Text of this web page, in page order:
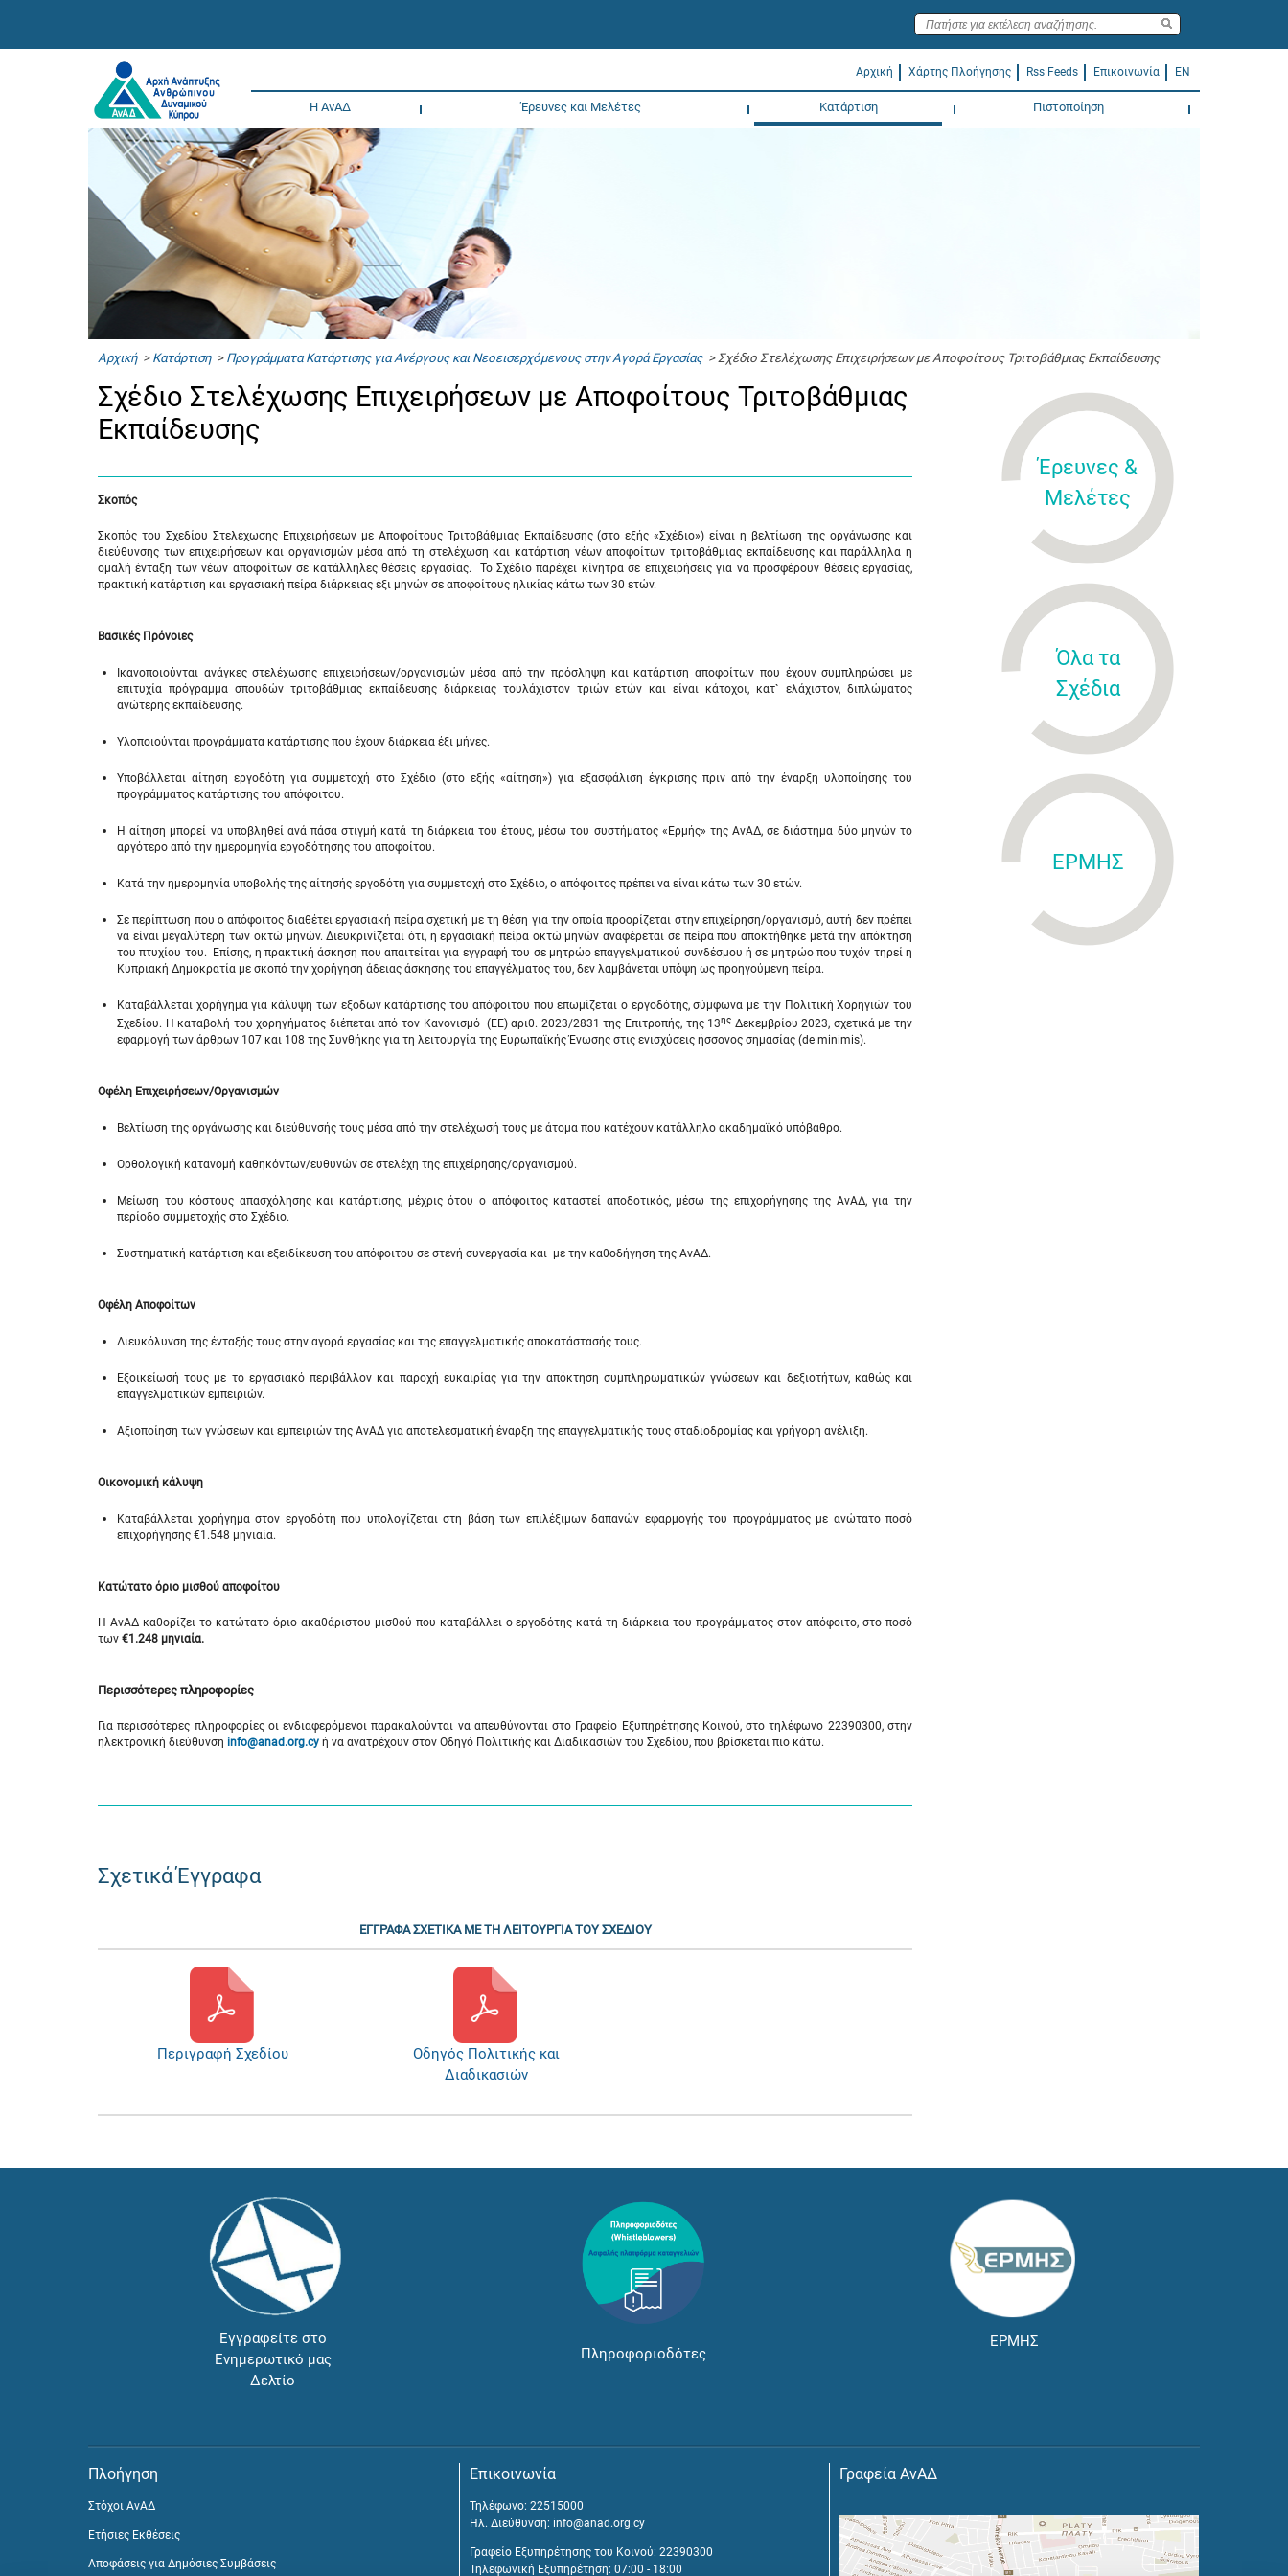
Αρχική Χάρτης Πλοήγησης Rss Feeds Επικοινωνία EN
Η ΑνΑΔ Έρευνες και Μελέτες Κατάρτιση Πιστοποίηση
Αρχική> Κατάρτιση> Προγράμματα Κατάρτισης για Ανέργους και Νεοεισερχόμενους στην Αγορά Εργασίας> Σχέδιο Στελέχωσης Επιχειρήσεων με Αποφοίτους Τριτοβάθμιας Εκπαίδευσης
Σχέδιο Στελέχωσης Επιχειρήσεων με Αποφοίτους Τριτοβάθμιας
Εκπαίδευσης
Σκοπός
Σκοπός του Σχεδίου Στελέχωσης Επιχειρήσεων με Αποφοίτους Τριτοβάθμιας Εκπαίδευσης (στο εξής «Σχέδιο») είναι η βελτίωση της οργάνωσης και
διεύθυνσης των επιχειρήσεων και οργανισμών μέσα από τη στελέχωση και κατάρτιση νέων αποφοίτων τριτοβάθμιας εκπαίδευσης και παράλληλα η
ομαλή ένταξη των νέων αποφοίτων σε κατάλληλες θέσεις εργασίας. Το Σχέδιο παρέχει κίνητρα σε επιχειρήσεις για να προσφέρουν θέσεις εργασίας,
πρακτική κατάρτιση και εργασιακή πείρα διάρκειας έξι μηνών σε αποφοίτους ηλικίας κάτω των 30 ετών.
Βασικές Πρόνοιες
Ικανοποιούνται ανάγκες στελέχωσης επιχειρήσεων/οργανισμών μέσα από την πρόσληψη και κατάρτιση αποφοίτων που έχουν συμπληρώσει με
επιτυχία πρόγραμμα σπουδών τριτοβάθμιας εκπαίδευσης διάρκειας τουλάχιστον τριών ετών και είναι κάτοχοι, κατ` ελάχιστον, διπλώματος
ανώτερης εκπαίδευσης.
Υλοποιούνται προγράμματα κατάρτισης που έχουν διάρκεια έξι μήνες.
Υποβάλλεται αίτηση εργοδότη για συμμετοχή στο Σχέδιο (στο εξής «αίτηση») για εξασφάλιση έγκρισης πριν από την έναρξη υλοποίησης του
προγράμματος κατάρτισης του απόφοιτου.
Η αίτηση μπορεί να υποβληθεί ανά πάσα στιγμή κατά τη διάρκεια του έτους, μέσω του συστήματος «Ερμής» της ΑνΑΔ, σε διάστημα δύο μηνών το
αργότερο από την ημερομηνία εργοδότησης του αποφοίτου.
Κατά την ημερομηνία υποβολής της αίτησής εργοδότη για συμμετοχή στο Σχέδιο, ο απόφοιτος πρέπει να είναι κάτω των 30 ετών.
Σε περίπτωση που ο απόφοιτος διαθέτει εργασιακή πείρα σχετική με τη θέση για την οποία προορίζεται στην επιχείρηση/οργανισμό, αυτή δεν πρέπει
να είναι μεγαλύτερη των οκτώ μηνών. Διευκρινίζεται ότι, η εργασιακή πείρα οκτώ μηνών αναφέρεται σε πείρα που αποκτήθηκε μετά την απόκτηση
του πτυχίου του. Επίσης, η πρακτική άσκηση που απαιτείται για εγγραφή του σε μητρώο επαγγελματικού συνδέσμου ή σε μητρώο που τυχόν τηρεί η
Κυπριακή Δημοκρατία με σκοπό την χορήγηση άδειας άσκησης του επαγγέλματος του, δεν λαμβάνεται υπόψη ως προηγούμενη πείρα.
Καταβάλλεται χορήγημα για κάλυψη των εξόδων κατάρτισης του απόφοιτου που επωμίζεται ο εργοδότης, σύμφωνα με την Πολιτική Χορηγιών του
Σχεδίου. Η καταβολή του χορηγήματος διέπεται από τον Κανονισμό (ΕE) αριθ. 2023/2831 της Επιτροπής, της 13ης Δεκεμβρίου 2023, σχετικά με την
εφαρμογή των άρθρων 107 και 108 της Συνθήκης για τη λειτουργία της Ευρωπαϊκής Ένωσης στις ενισχύσεις ήσσονος σημασίας (de minimis).
Οφέλη Επιχειρήσεων/Οργανισμών
Βελτίωση της οργάνωσης και διεύθυνσής τους μέσα από την στελέχωσή τους με άτομα που κατέχουν κατάλληλο ακαδημαϊκό υπόβαθρο.
Ορθολογική κατανομή καθηκόντων/ευθυνών σε στελέχη της επιχείρησης/οργανισμού.
Μείωση του κόστους απασχόλησης και κατάρτισης, μέχρις ότου ο απόφοιτος καταστεί αποδοτικός, μέσω της επιχορήγησης της ΑνΑΔ, για την
περίοδο συμμετοχής στο Σχέδιο.
Συστηματική κατάρτιση και εξειδίκευση του απόφοιτου σε στενή συνεργασία και με την καθοδήγηση της ΑνΑΔ.
Οφέλη Αποφοίτων
Διευκόλυνση της ένταξής τους στην αγορά εργασίας και της επαγγελματικής αποκατάστασής τους.
Εξοικείωσή τους με το εργασιακό περιβάλλον και παροχή ευκαιρίας για την απόκτηση συμπληρωματικών γνώσεων και δεξιοτήτων, καθώς και
επαγγελματικών εμπειριών.
Αξιοποίηση των γνώσεων και εμπειριών της ΑνΑΔ για αποτελεσματική έναρξη της επαγγελματικής τους σταδιοδρομίας και γρήγορη ανέλιξη.
Οικονομική κάλυψη
Καταβάλλεται χορήγημα στον εργοδότη που υπολογίζεται στη βάση των επιλέξιμων δαπανών εφαρμογής του προγράμματος με ανώτατο ποσό
επιχορήγησης €1.548 μηνιαία.
Κατώτατο όριο μισθού αποφοίτου
Η ΑνΑΔ καθορίζει το κατώτατο όριο ακαθάριστου μισθού που καταβάλλει ο εργοδότης κατά τη διάρκεια του προγράμματος στον απόφοιτο, στο ποσό
των €1.248 μηνιαία.
Περισσότερες πληροφορίες
Για περισσότερες πληροφορίες οι ενδιαφερόμενοι παρακαλούνται να απευθύνονται στο Γραφείο Εξυπηρέτησης Κοινού, στο τηλέφωνο 22390300, στην
ηλεκτρονική διεύθυνση info@anad .org.cy ή να ανατρέχουν στον Οδηγό Πολιτικής και Διαδικασιών του Σχεδίου, που βρίσκεται πιο κάτω.
Σχετικά Έγγραφα
ΕΓΓΡΑΦΑ ΣΧΕΤΙΚΑ ΜΕ ΤΗ ΛΕΙΤΟΥΡΓΙΑ ΤΟΥ ΣΧΕΔΙΟΥ
Περιγραφή Σχεδίου
Οδηγός Πολιτικής και
Διαδικασιών
Έρευνες &
Μελέτες
Όλα τα
Σχέδια
ΕΡΜΗΣ
Εγγραφείτε στο
Ενημερωτικό μας
Δελτίο
Πληροφοριοδότες
ΕΡΜΗΣ
Πλοήγηση
Στόχοι ΑνΑΔ
Ετήσιες Εκθέσεις
Αποφάσεις για Δημόσιες Συμβάσεις
Επικοινωνία
Τηλέφωνο: 22515000
Ηλ. Διεύθυνση: info@anad.org.cy
Γραφείο Εξυπηρέτησης του Κοινού: 22390300
Τηλεφωνική Εξυπηρέτηση: 07:00 - 18:00
Γραφεία ΑνΑΔ